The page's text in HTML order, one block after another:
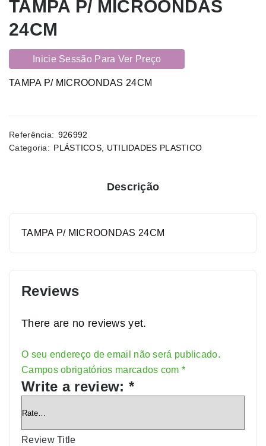
TAMPA P/ MICROONDAS
24CM
Inicie Sessão Para Ver Preço
TAMPA P/ MICROONDAS 24CM
Referência: 926992
Categoria: PLÁSTICOS UTILIDADES PLASTICO
Descrição
TAMPA P/ MICROONDAS 24CM
Reviews
There are no reviews yet.
O seu endereço de email não será publicado.
Campos obrigatórios marcados com *
Write a review: *
Review Title
Alternative: